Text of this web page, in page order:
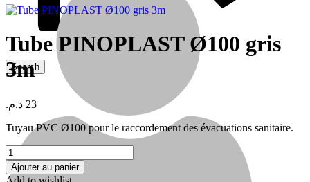
Contactez nous
Tube PINOPLAST Ø100 gris
3m
23 د.م.
Tuyau PVC Ø100 pour le raccordement des évacuations sanitaire.
quantité
de
Tube
Ajouter au panier